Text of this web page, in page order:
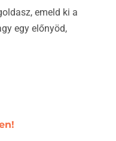
emeld ki a
egy előnyöd,